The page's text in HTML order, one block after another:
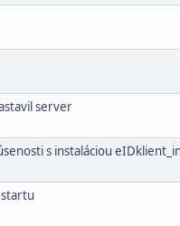
server
s instaláciou